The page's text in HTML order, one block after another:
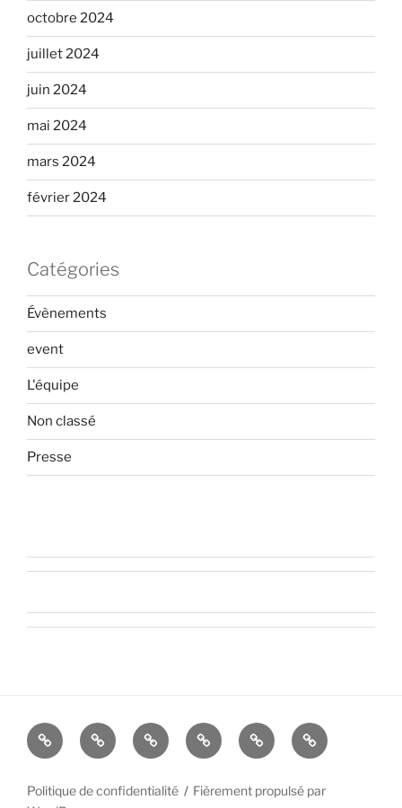
octobre 2024
juillet 2024
juin 2024
mai 2024
mars 2024
février 2024
Catégories
Évènements
event
L'équipe
Non classé
Presse
ESPACE
SOINS
ESPACE
ARTS
ESPACE
ATELIERS
Modifier
les
Historique
des
de
Retirer
les
Politique de confidentialité
Fièrement propulsé par